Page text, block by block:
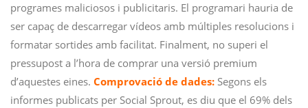
programes maliciosos i publicitaris. El programari hauria de
ser capaç de descarregar vídeos amb múltiples resolucions i
formatar sortides amb facilitat. Finalment, no superi el
pressupost a l’hora de comprar una versió premium
d’aquestes eines. Comprovació de dades: Segons els
informes publicats per Social Sprout, es diu que el 69% dels